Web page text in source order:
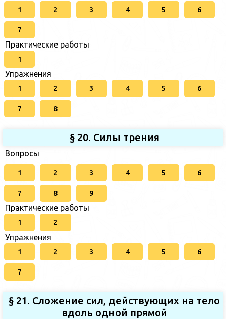
1 2 3 4 5 6
7
Практические работы
1
Упражнения
1 2 3 4 5 6
7 8
§ 20. Силы трения
Вопросы
1 2 3 4 5 6
7 8 9
Практические работы
1 2
Упражнения
1 2 3 4 5 6
7
§ 21. Сложение сил, действующих на тело
вдоль одной прямой